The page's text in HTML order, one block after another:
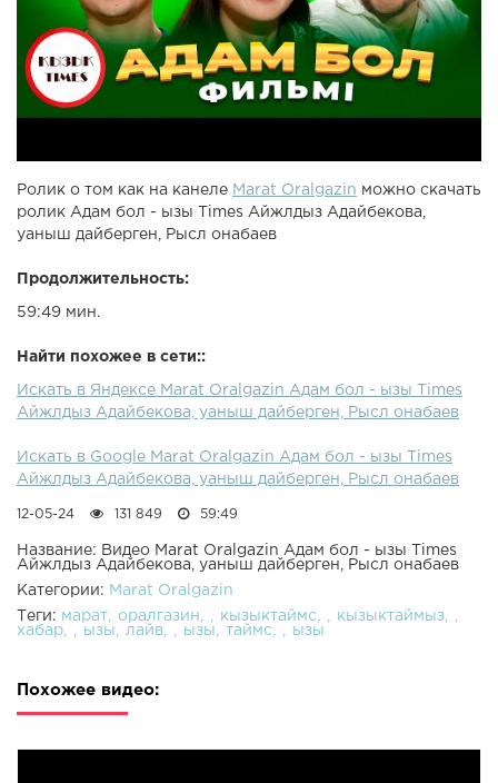
Ролик о том как на канеле Marat Oralgazin можно скачать
ролик Адам бол - ызы Times Айжлдыз Адайбекова,
уаныш дайберген, Рысл онабаев
Продолжительность:
59:49 мин.
Найти похожее в сети::
Искать в Яндексе Marat Oralgazin Адам бол - ызы Times
Айжлдыз Адайбекова, уаныш дайберген, Рысл онабаев
Искать в Google Marat Oralgazin Адам бол - ызы Times
Айжлдыз Адайбекова, уаныш дайберген, Рысл онабаев
12-05-24 131 849 59:49
Название: Видео Marat Oralgazin Адам бол - ызы Times
Айжлдыз Адайбекова, уаныш дайберген, Рысл онабаев
Категории: Marat Oralgazin
Теги: марат оралгазин кызыктаймс
кызыктаймыз
хабар
ызы лайв ызы таймс ызы
Похожее видео: